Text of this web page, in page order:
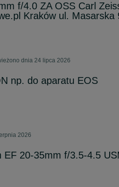
f/4.0 ZA OSS Carl
Kraków ul. Masarska
dnia 24 lipca 2026
np. do aparatu EOS
2026
EF 20-35mm f/3.5-4.5